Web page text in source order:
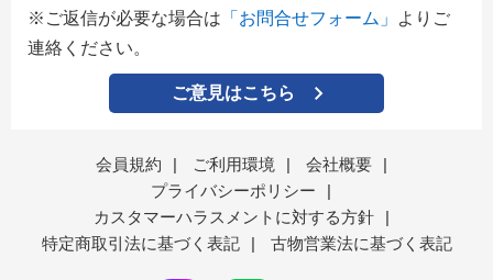
※ご返信が必要な場合は 「お問合せフォーム」
よりご
連絡ください。
ご意見はこちら
会員規約 | ご利用環境 | 会社概要
|
プライバシーポリシー
|
カスタマーハラスメントに対する方針
|
特定商取引法に基づく表記
| 古物営業法に基づく表記